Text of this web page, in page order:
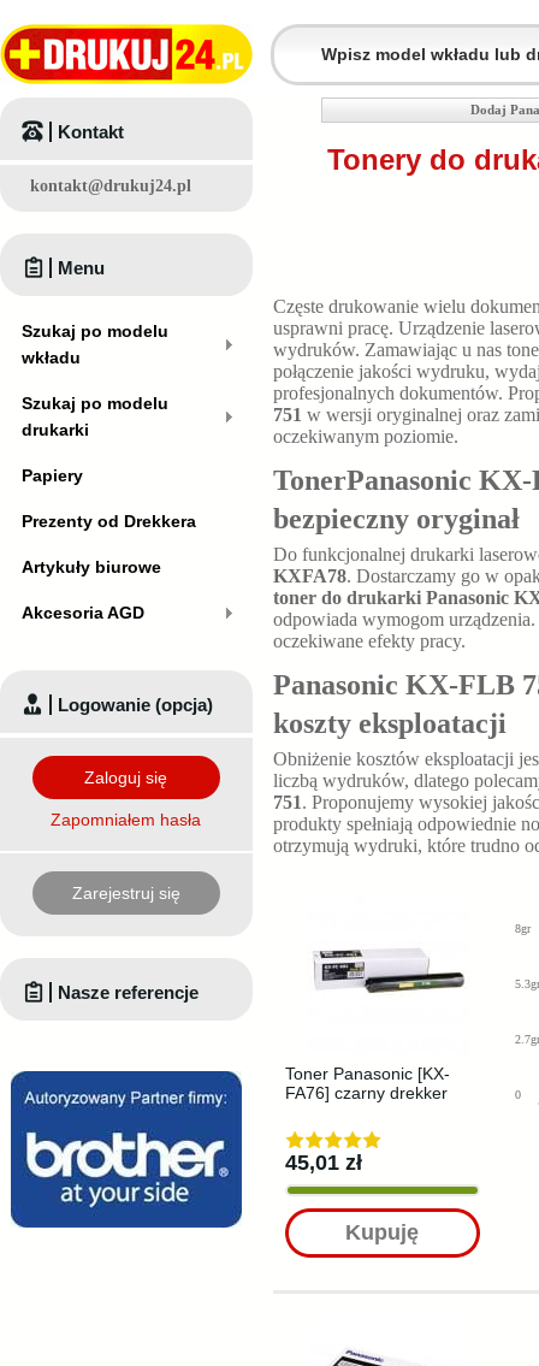
Dodaj
Tonery do
Częste drukowanie wielu
usprawni pracę. Urządzenie
wydruków. Zamawiając u nas
połączenie jakości wydruku,
profesjonalnych dokumentów.
751 w wersji oryginalnej oraz
oczekiwanym poziomie.
TonerPanasonic
bezpieczny oryginał
Do funkcjonalnej drukarki
KXFA78. Dostarczamy go w
toner do drukarki Panasonic
odpowiada wymogom
oczekiwane efekty pracy.
Panasonic KX-FLB
koszty eksploatacji
Obniżenie kosztów eksploatacji
liczbą wydruków, dlatego
751. Proponujemy wysokiej
produkty spełniają odpowiednie
otrzymują wydruki, które trudno
Toner Panasonic [KX-
FA76] czarny drekker
45,01 zł
Kupuję
8gr
5.3gr
2.7gr
0
Kontakt
kontakt@drukuj24.pl
Menu
Szukaj po modelu
wkładu
Szukaj po modelu
drukarki
Papiery
Prezenty od Drekkera
Artykuły biurowe
Akcesoria AGD
Logowanie (opcja)
Zaloguj się
Zapomniałem hasła
Zarejestruj się
Nasze referencje